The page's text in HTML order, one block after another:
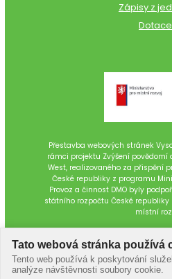
Zápisy z
Dotace
Přestavba webových stránek
rámci projektu Zvýšení
West, realizovaného za přispění
České republiky z programu
Provoz a činnost DMO byly
státního rozpočtu České
místní
Tato webová stránka používá
Tento web používá k poskytování
analýze návštěvnosti soubory cookie.